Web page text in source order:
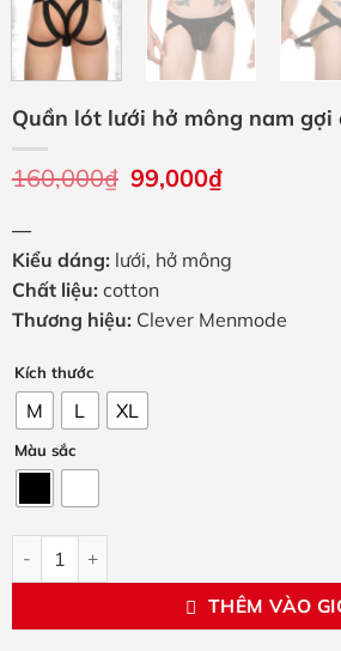
Quần lót lưới hở mông nam gợi
160,000₫ Giá
gốc
99,000₫Giá
hiện
99,000₫.
—
Kiểu dáng: lưới, hở mông
Chất liệu: cotton
Thương hiệu: Clever Menmode
Kích thước
M L XL
Màu sắc
Quần lót lưới hở mông nam gợi cảm
THÊM VÀO